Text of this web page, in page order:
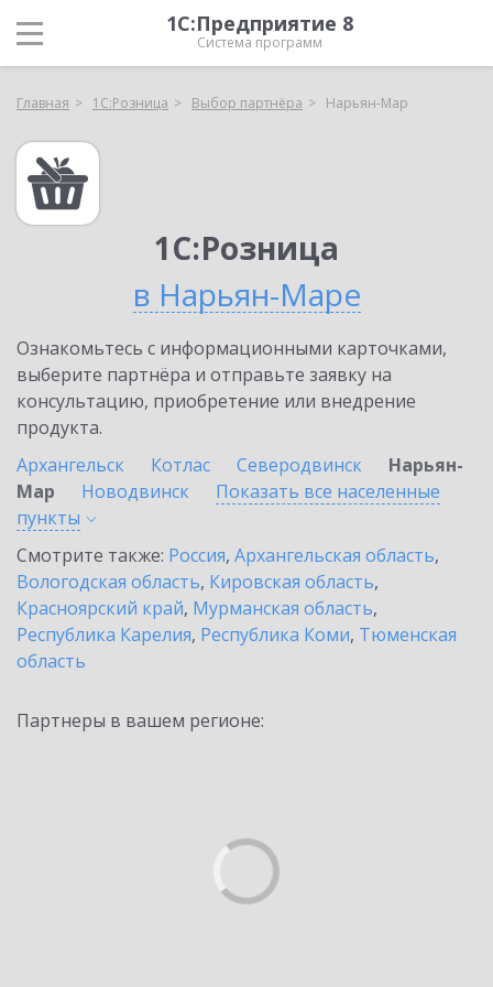
1С:Предприятие 8
Система программ
Главная 1С:Розница Выбор партнёра Нарьян-Мар
1С:Розница
в Нарьян-Маре
Ознакомьтесь с информационными карточками,
выберите партнёра и отправьте заявку на
консультацию, приобретение или внедрение
продукта.
Архангельск
Котлас Северодвинск
Нарьян-
Мар
Новодвинск
Показать все населенные
пункты
Смотрите также: Россия, Архангельская область,
Вологодская область, Кировская область,
Красноярский край, Мурманская область,
Республика Карелия, Республика Коми, Тюменская
область
Партнеры в вашем регионе: